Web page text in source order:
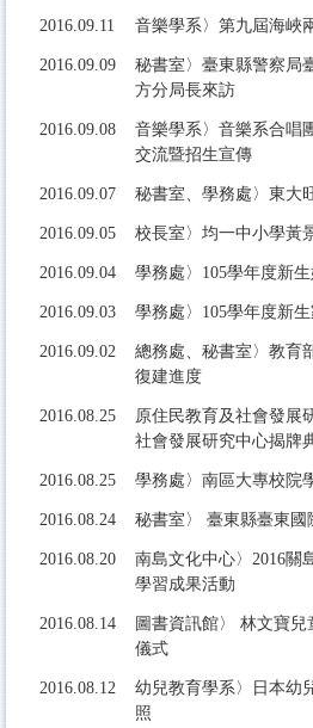
2016.09.11 音樂學系〉第九屆海峽
2016.09.09
秘書室〉臺東縣警察局
方分局長來訪
2016.09.08
音樂學系〉音樂系合唱
交流暨招生宣傳
2016.09.07 秘書室、學務處〉東大
2016.09.05 校長室〉均一中小學黃
2016.09.04 學務處〉105學年度新
2016.09.03 學務處〉105學年度新
2016.09.02
總務處、秘書室〉教育
復建進度
2016.08.25
原住民教育及社會發展
社會發展研究中心揭牌
2016.08.25 學務處〉南區大專校院
2016.08.24 秘書室〉 臺東縣臺東國
2016.08.20
南島文化中心〉2016關
學習成果活動
2016.08.14 圖書資訊館〉
林文寶兒
儀式
2016.08.12
幼兒教育學系〉日本幼
照